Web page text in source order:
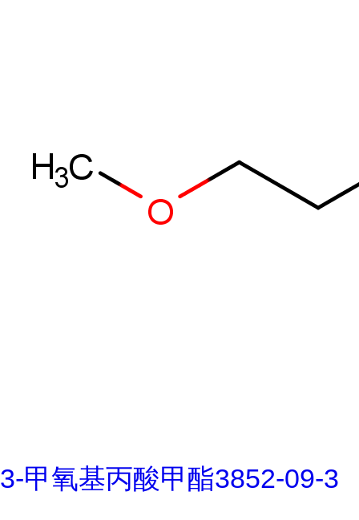
3-甲氧基丙酸甲酯3852-09-3